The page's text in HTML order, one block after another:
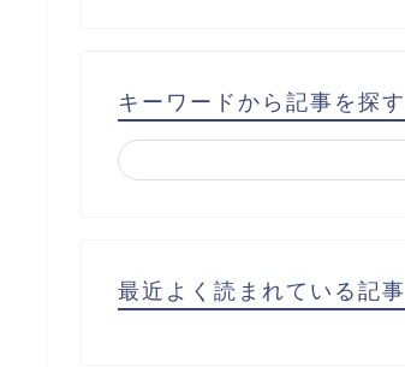
キーワードから記事を探す
最近よく読まれている記事